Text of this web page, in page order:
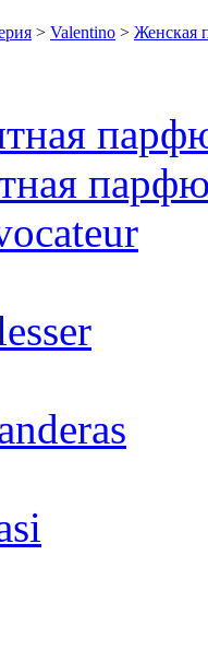
> Valentino > Женская